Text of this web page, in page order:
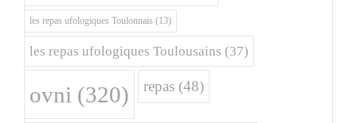
les repas ufologiques Toulonnais (13)
les repas ufologiques Toulousains (37)
ovni (320) repas (48)